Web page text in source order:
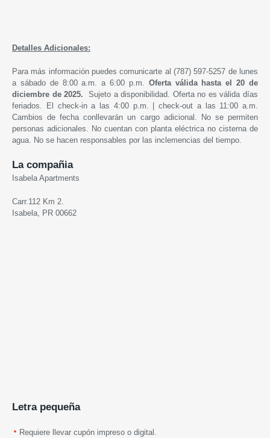
Detalles Adicionales:
Para más información puedes comunicarte al (787) 597-5257 de lunes
a sábado de 8:00 a.m. a 6:00 p.m. Oferta válida hastael 20 de
diciembre de2025.
Sujeto a disponibilidad. Oferta no es válida días
feriados. El check-in a las 4:00 p.m. | check-out a las 11:00 a.m.
Cambios de fecha conllevarán un cargo adicional. No se permiten
personas adicionales. No cuentan con planta eléctrica no cisterna de
agua. No se hacen responsables por las inclemencias del tiempo.
La compañia
Isabela Apartments
Carr.112 Km 2.
Isabela, PR 00662
Letra pequeña
Requiere llevar cupón impreso o digital.